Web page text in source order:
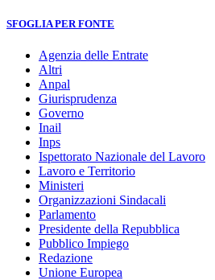
SFOGLIA PER FONTE
Agenzia delle Entrate
Altri
Anpal
Giurisprudenza
Governo
Inail
Inps
Ispettorato Nazionale del Lavoro
Lavoro e Territorio
Ministeri
Organizzazioni Sindacali
Parlamento
Presidente della Repubblica
Pubblico Impiego
Redazione
Unione Europea